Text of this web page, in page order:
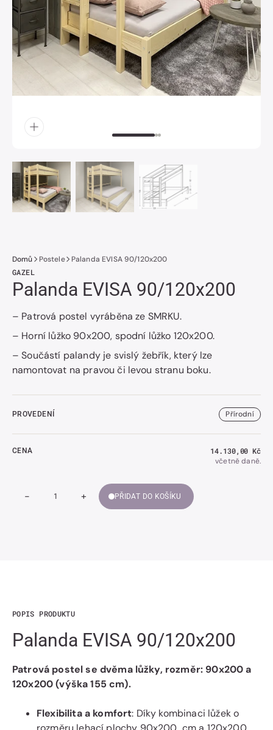
číslo
1
v
galerii.
Domů Postele
Palanda EVISA 90/120x200
GAZEL
Palanda EVISA 90/120x200
– Patrová postel vyráběna ze SMRKU.
– Horní lůžko 90x200, spodní lůžko 120x200.
– Součástí palandy je svislý žebřík, který lze
namontovat na pravou či levou stranu boku.
PROVEDENÍ Přírodní
CENA Běžná
cena
14.130,00 Kč
včetně daně.
Snížit
-
Zvýšit
množství
+ PŘIDAT DO KOŠÍKU
POPIS PRODUKTU
Palanda EVISA 90/120x200
Patrová postel se dvěma lůžky, rozměr: 90x200 a
120x200 (výška 155 cm).
Flexibilita a komfort: Díky kombinaci lůžek o